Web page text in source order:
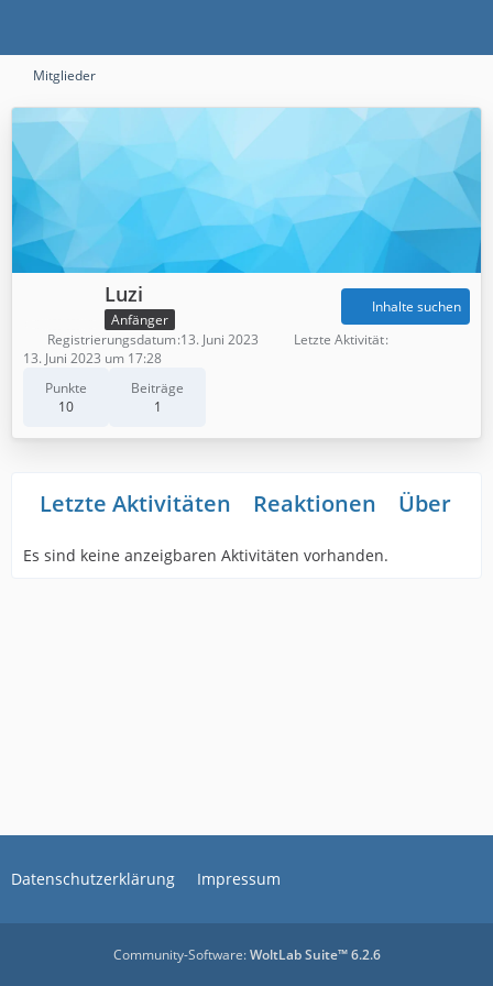
Mitglieder
Luzi
Anfänger
Punkte
10
Beiträge
1
Inhalte suchen
Registrierungsdatum 13. Juni 2023
Letzte Aktivität
13. Juni 2023 um 17:28
Letzte Aktivitäten Reaktionen Über
Es sind keine anzeigbaren Aktivitäten vorhanden.
Datenschutzerklärung Impressum
Community-Software:WoltLab Suite™ 6.2.6